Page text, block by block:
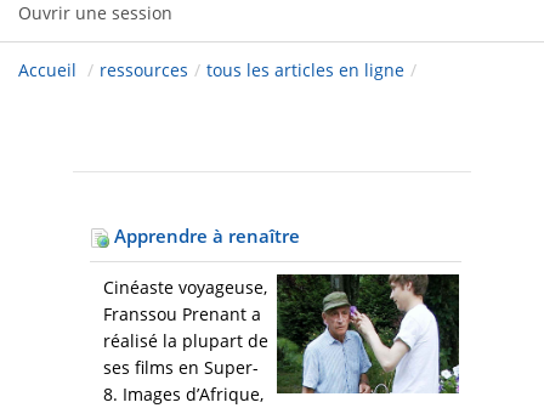
Ouvrir une session
Accueil / ressources / tous les articles en ligne /
Apprendre à renaître
Cinéaste voyageuse,
Franssou Prenant a
réalisé la plupart de
ses films en Super-
8. Images d’Afrique,